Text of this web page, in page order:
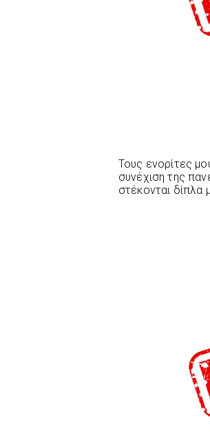
Τους ενορίτες
συνέχιση της
στέκονται δίπλα